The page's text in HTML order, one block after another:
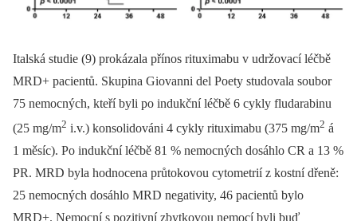
Italská studie (9) prokázala přínos rituximabu v udržovací léčbě
MRD+ pacientů. Skupina Giovanni del Poety studovala soubor
75 nemocných, kteří byli po indukční léčbě 6 cykly fludarabinu
(25 mg/m2 i.v.) konsolidováni 4 cykly rituximabu (375 mg/m2 á
1 měsíc). Po indukční léčbě 81 % nemocných dosáhlo CR a 13 %
PR. MRD byla hodnocena průtokovou cytometrií z kostní dřeně:
25 nemocných dosáhlo MRD negativity, 46 pacientů bylo
MRD+. Nemocní s pozitivní zbytkovou nemocí byli buď